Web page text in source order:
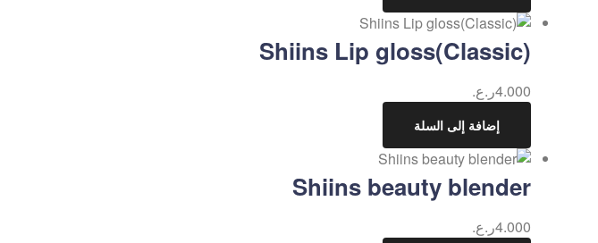
Shiins Lip gloss(Classic)
4.000ر.ع.
إضافة إلى السلة
Shiins beauty blender
4.000ر.ع.